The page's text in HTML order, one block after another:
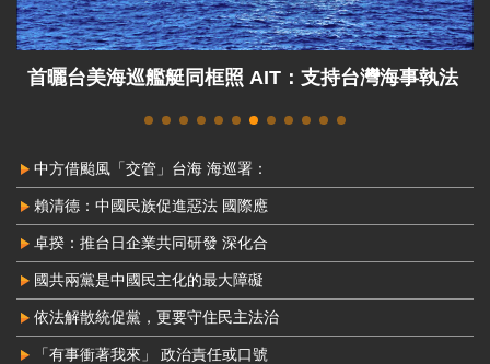
解放軍演練攻占總統府、蘇澳軍港 國防部：威脅
中方借颱風「交管」台海 海巡署：
賴清德：中國民族促進惡法 國際應
卓揆：推台日企業共同研發 深化合
國共兩黨是中國民主化的最大障礙
依法解散統促黨，更要守住民主法治
「有事衝著我來」 政治責任或口號